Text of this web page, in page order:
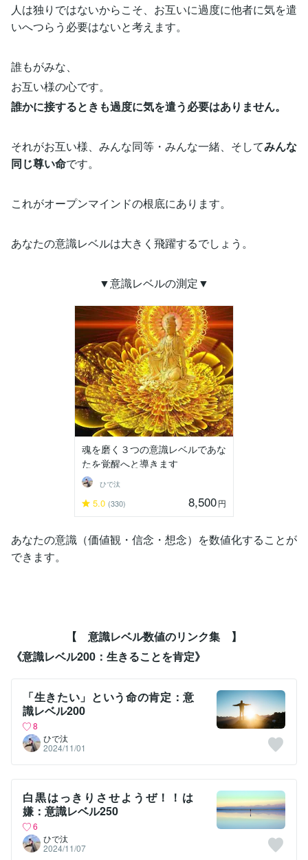
人は独りではないからこそ、お互いに過度に他者に気を遣
いへつらう必要はないと考えます。
誰もがみな、
お互い様の心です。
誰かに接するときも過度に気を遣う必要はありません。
それがお互い様、みんな同等・みんな一緒、そしてみんな
同じ尊い命です。
これがオープンマインドの根底にあります。
あなたの意識レベルは大きく飛躍するでしょう。
▼意識レベルの測定▼
魂を磨く３つの意識レベルであな
たを覚醒へと導きます
ひで汰
5.0 (330) 8,500円
あなたの意識（価値観・信念・想念）を数値化することが
できます。
【 意識レベル数値のリンク集 】
《意識レベル200：生きることを肯定》
「生きたい」という命の肯定：意
識レベル200
8
ひで汰
2024/11/01
白黒はっきりさせようぜ！！は
嫌：意識レベル250
6
ひで汰
2024/11/07